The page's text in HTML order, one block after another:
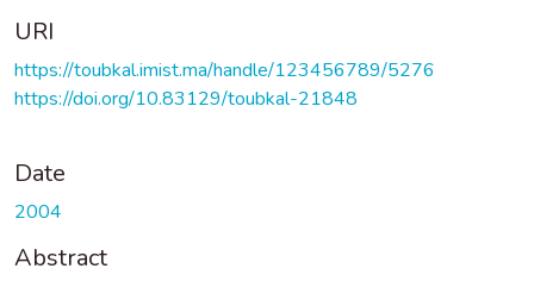
URI
https://toubkal.imist.ma/handle/123456789/5276
https://doi.org/10.83129/toubkal-21848
Date
2004
Abstract